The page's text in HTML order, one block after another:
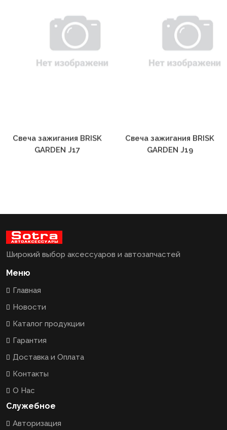
GARDEN J17
GARDEN J19
Широкий выбор аксессуаров и автозапчастей
Меню
Главная
Новости
Каталог продукции
Гарантия
Доставка и Оплата
Контакты
О Нас
Служебное
Авторизация